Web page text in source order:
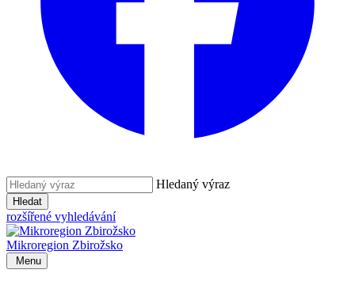
Hledaný výraz
Hledat
rozšířené vyhledávání
Mikroregion Zbirožsko
Menu